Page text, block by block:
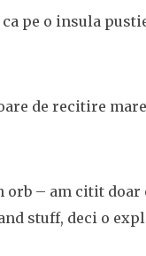
pe o insula
de recitire
orb – am citit doar
stuff, deci o